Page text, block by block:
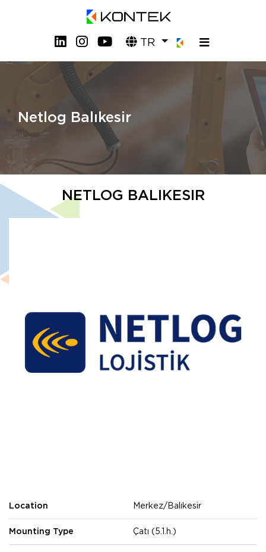
TR
Netlog Balıkesir
NETLOG BALIKESIR
Location Merkez/Balıkesir
Mounting Type Çatı (5.1.h.)